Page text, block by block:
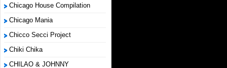
Chicago House Compilation
Chicago Mania
Chicco Secci Project
Chiki Chika
CHILAO & JOHNNY